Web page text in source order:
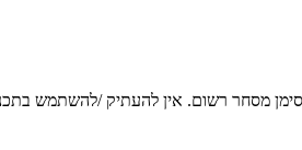
סימן מסחר רשום. אין להעתיק /להשתמש